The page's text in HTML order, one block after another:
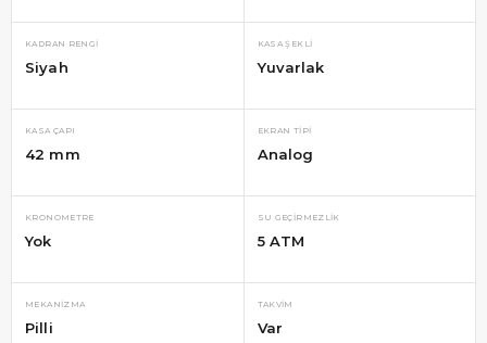
KADRAN RENGI
Siyah
KASA ŞEKLI
Yuvarlak
KASA ÇAPI
42 mm
EKRAN TIPI
Analog
KRONOMETRE
Yok
SU GEÇIRMEZLIK
5 ATM
MEKANIZMA
Pilli
TAKVIM
Var